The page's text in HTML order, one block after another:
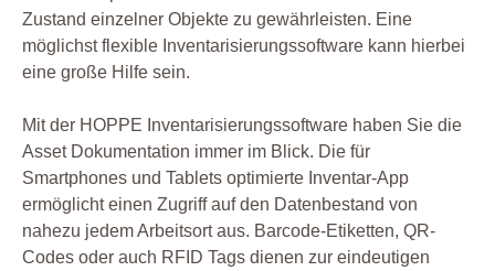
Zustand einzelner Objekte zu gewährleisten. Eine
möglichst flexible Inventarisierungssoftware kann hierbei
eine große Hilfe sein.
Mit der HOPPE Inventarisierungssoftware haben Sie die
Asset Dokumentation immer im Blick. Die für
Smartphones und Tablets optimierte Inventar-App
ermöglicht einen Zugriff auf den Datenbestand von
nahezu jedem Arbeitsort aus. Barcode-Etiketten, QR-
Codes oder auch RFID Tags dienen zur eindeutigen